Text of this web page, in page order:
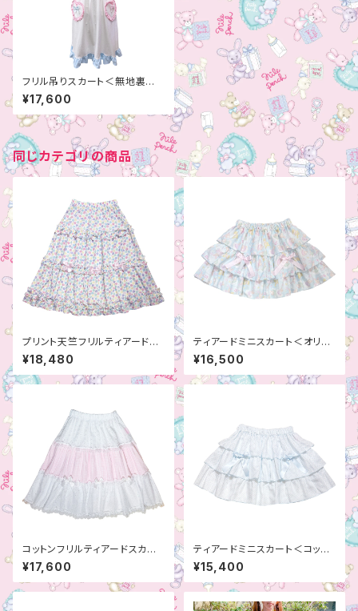
フリル吊りスカート＜無地裏毛
＞
¥17,600
同じカテゴリの商品
プリント天竺フリルティアードス
カート
¥18,480
ティアードミニスカート＜オリジ
ナルプリント＞
¥16,500
コットンフリルティアードスカー
ト
¥17,600
ティアードミニスカート＜コット
ンガーゼ＞
¥15,400